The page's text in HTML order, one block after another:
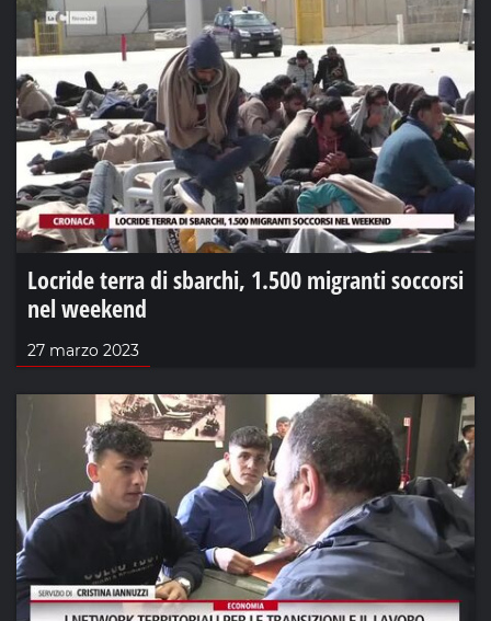
Locride terra di sbarchi, 1.500 migranti soccorsi
nel weekend
27 marzo 2023